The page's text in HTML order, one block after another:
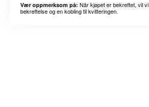
Vær oppmerksom på: Når kjøpet er bekreftet, vil
bekreftelse og en kobling til kvitteringen.